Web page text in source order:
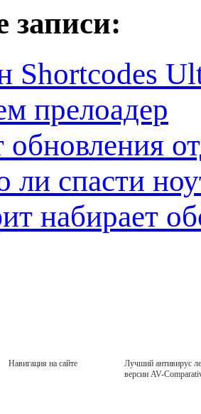
записи:
Shortcodes
прелоадер
обновления
спасти
набирает
Навигация на сайте
Лучший антивирус
версии AV-